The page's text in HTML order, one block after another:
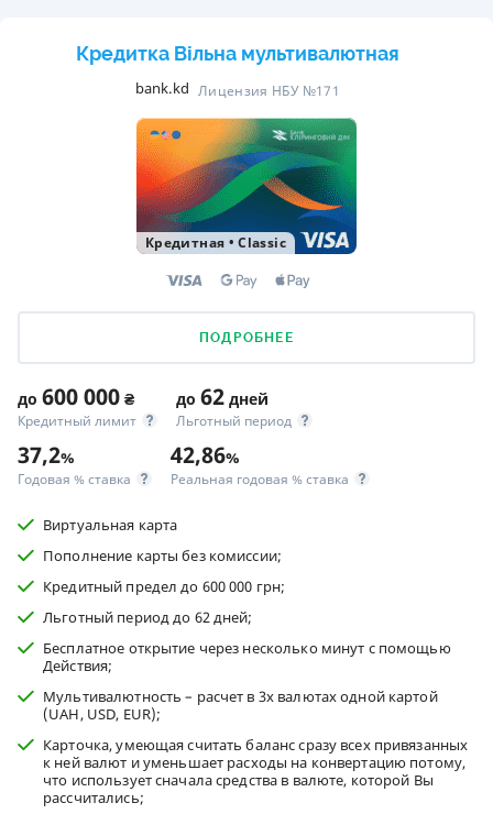
Кредитка Вільна мультивалютная
bank.kd Лицензия НБУ №171
Кредитная •Classic
ПОДРОБНЕЕ
до 600 000 ₴
Кредитный лимит
до 62 дней
Льготный период
37,2%
Годовая % ставка
42,86%
Реальная годовая % ставка
Виртуальная карта
Пополнение карты без комиссии;
Кредитный предел до 600 000 грн;
Льготный период до 62 дней;
Бесплатное открытие через несколько минут с помощью
Действия;
Мультивалютность – расчет в 3х валютах одной картой
(UAH, USD, EUR);
Карточка, умеющая считать баланс сразу всех привязанных
к ней валют и уменьшает расходы на конвертацию потому,
что использует сначала средства в валюте, которой Вы
рассчитались;